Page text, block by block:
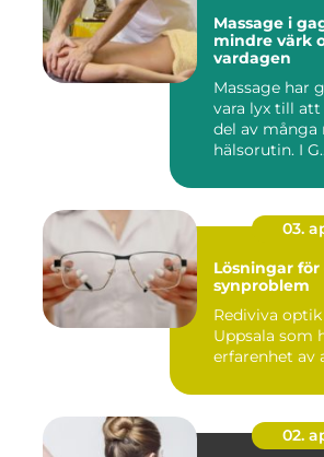
Massage i gagnef
mindre värk
vardagen
Massage har
vara lyx till
del av många
hälsorutin. I
03.
Lösningar för
synproblem
Rediviva
Uppsala som
erfarenhet av
02.